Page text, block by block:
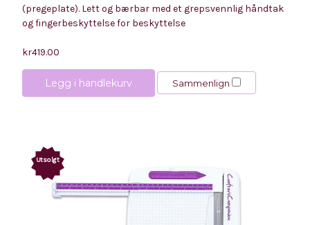
(pregeplate). Lett og bærbar med et grepsvennlig håndtak
og fingerbeskyttelse for beskyttelse
kr419.00
Legg i handlekurv Sammenlign
Utsolgt